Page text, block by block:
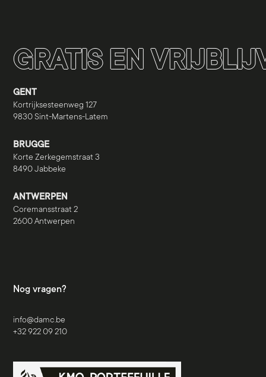
GRATIS EN
GENT
Kortrijksesteenweg 127
9830 Sint-Martens-Latem
BRUGGE
Korte Zerkegemstraat 3
8490 Jabbeke
ANTWERPEN
Coremansstraat 2
2600 Antwerpen
Nog vragen?
info@damc.be
+32 922 09 210